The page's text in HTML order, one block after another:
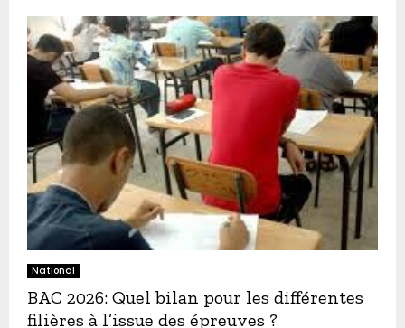
National
BAC 2026: Quel bilan pour les différentes
filières à l’issue des épreuves ?